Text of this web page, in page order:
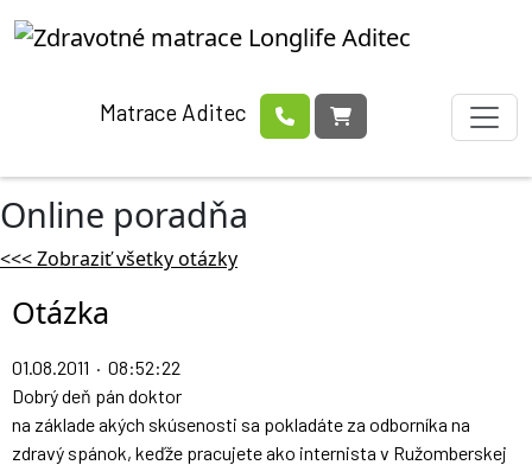
Matrace Aditec
Online poradňa
<<< Zobraziť všetky otázky
Otázka
01.08.2011 · 08:52:22
Dobrý deň pán doktor
na základe akých skúsenosti sa pokladáte za odborníka na
zdravý spánok, keďže pracujete ako internista v Ružomberskej